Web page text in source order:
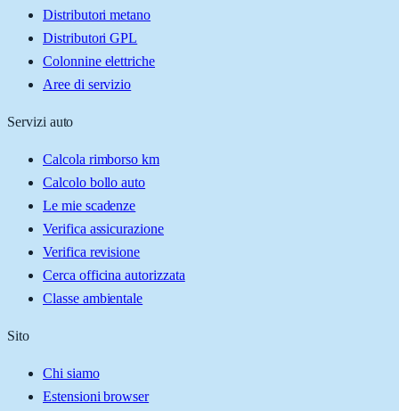
Distributori metano
Distributori GPL
Colonnine elettriche
Aree di servizio
Servizi auto
Calcola rimborso km
Calcolo bollo auto
Le mie scadenze
Verifica assicurazione
Verifica revisione
Cerca officina autorizzata
Classe ambientale
Sito
Chi siamo
Estensioni browser